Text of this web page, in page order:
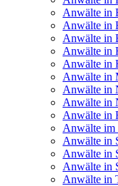
Anwälte in
Anwälte in
Anwälte in
Anwälte in
Anwälte in
Anwälte in
Anwälte in
Anwälte in
Anwälte in
Anwälte im
Anwälte in
Anwälte in
Anwälte in
Anwälte in